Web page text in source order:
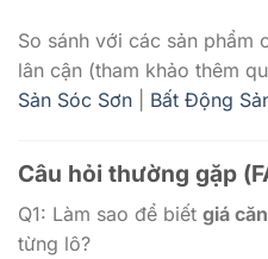
So sánh với các sản phẩm
lân cận (tham khảo thêm
Sản Sóc Sơn
Bất Động
Câu hỏi thường gặp
Q1: Làm sao để biết giá
từng lô?